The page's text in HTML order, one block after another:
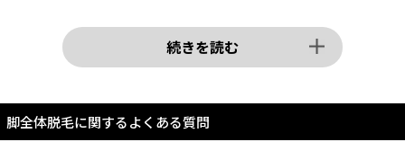
続きを読む
脚全体脱毛に関するよくある質問